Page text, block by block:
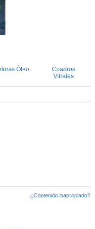
Óleo
Cuadros
Vitrales
¿Contenido inapropiado?